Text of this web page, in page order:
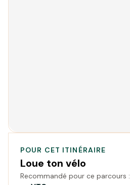
POUR CET ITINÉRAIRE
Loue ton vélo
Recommandé pour ce parcours :